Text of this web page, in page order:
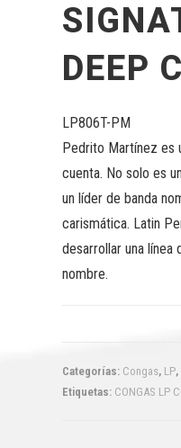
DEEP
LP806T-PM
Pedrito Martínez es
cuenta. No solo es
un líder de banda
carismática. Latin
desarrollar una línea
nombre.
Categorías: Congas, LP,
Etiquetas: CONGAS LP